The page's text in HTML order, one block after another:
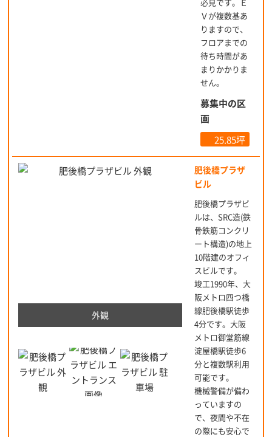
Ｖが複数基あ
りますので、
フロアまでの
待ち時間があ
まりかかりま
せん。
募集中の区
画
25.85坪
外観
肥後橋プラザ
ビル
肥後橋プラザビ
ルは、SRC造(鉄
骨鉄筋コンクリ
ート構造)の地上
10階建のオフィ
スビルです。
竣工1990年、大
阪メトロ四つ橋
線肥後橋駅徒歩
4分です。大阪
メトロ御堂筋線
淀屋橋駅徒歩6
分と複数駅利用
可能です。
機械警備が備わ
っていますの
で、夜間や不在
の際にも安心で